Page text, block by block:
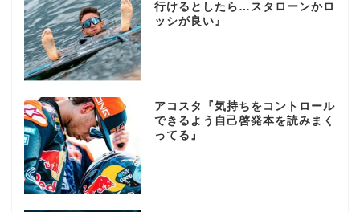
行けるとしたら…スタローンかロ
ッシが良い』
アコスタ『気持ちをコントロール
できるよう自己啓発本を読みまく
ってる』